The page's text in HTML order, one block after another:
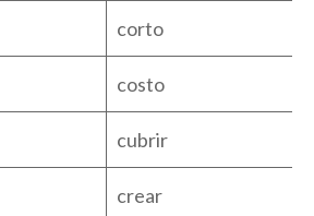
corto
costo
cubrir
crear